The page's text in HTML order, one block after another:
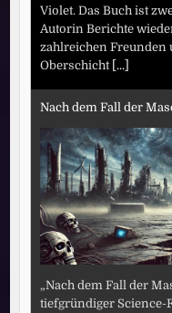
Violet. Das Buch ist
Autorin Berichte
zahlreichen Freunden
Oberschicht [...]
Nach dem Fall der
„Nach dem Fall der
tiefgründiger Science-